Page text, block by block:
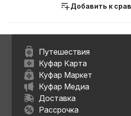
Добавить к
Путешествия
Куфар Карта
Куфар Маркет
Куфар Медиа
Доставка
Рассрочка